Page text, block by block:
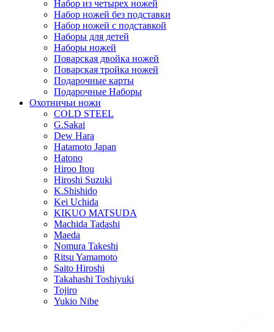
Набор из четырех ножей
Набор ножей без подставки
Набор ножей с подставкой
Наборы для детей
Наборы ножей
Поварская двойка ножей
Поварская тройка ножей
Подарочные карты
Подарочные Наборы
Охотничьи ножи
COLD STEEL
G.Sakai
Dew Hara
Hatamoto Japan
Hatono
Hiroo Itou
Hiroshi Suzuki
K.Shishido
Kei Uchida
KIKUO MATSUDA
Machida Tadashi
Maeda
Nomura Takeshi
Ritsu Yamamoto
Saito Hiroshi
Takahashi Toshiyuki
Tojiro
Yukio Nibe